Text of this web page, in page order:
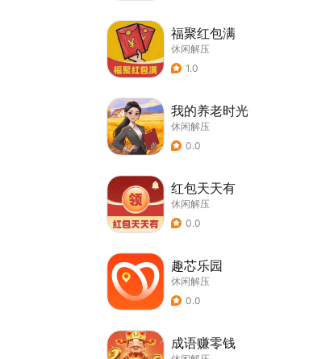
福聚红包满
休闲解压
1.0
我的养老时光
休闲解压
0.0
红包天天有
休闲解压
0.0
趣芯乐园
休闲解压
0.0
成语赚零钱